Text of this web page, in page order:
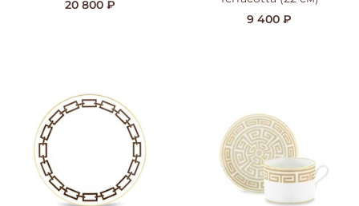
20 800 ₽
9 400 ₽